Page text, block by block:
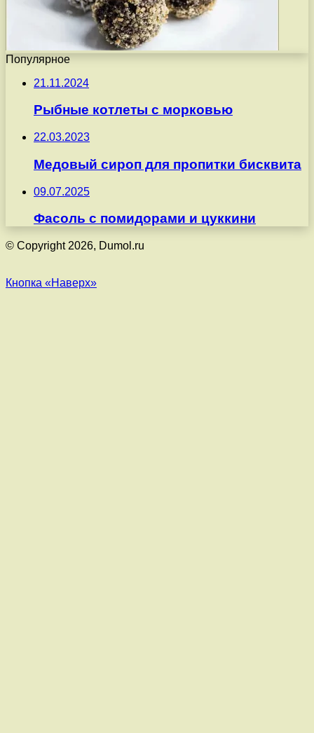
Популярное
21.11.2024
Рыбные котлеты с морковью
22.03.2023
Медовый сироп для пропитки бисквита
09.07.2025
Фасоль с помидорами и цуккини
© Copyright 2026, Dumol.ru
Кнопка «Наверх»